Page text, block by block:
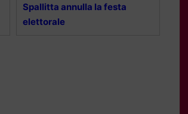
Spallitta annulla la festa
elettorale